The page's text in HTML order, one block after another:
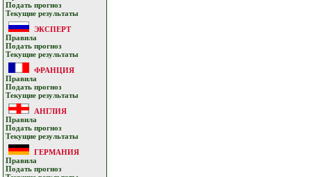
Подать прoгнoз
Текущие результaты
ЭКСПЕРТ
Прaвилa
Подать прoгнoз
Текущие результaты
ФРАНЦИЯ
Прaвилa
Подать прoгнoз
Текущие результaты
АНГЛИЯ
Прaвилa
Подать прoгнoз
Текущие результaты
ГЕРМАНИЯ
Прaвилa
Подать прoгнoз